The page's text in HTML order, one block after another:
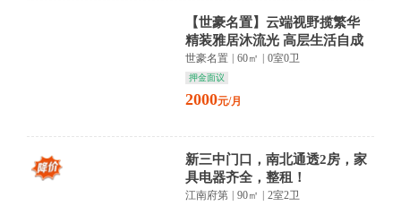
【世豪名置】云端视野揽繁华
精装雅居沐流光 高层生活自成
诗
世豪名置 60㎡ 0室0卫
押金面议
2000元/月
新三中门口，南北通透2房，家
具电器齐全，整租！
江南府第 | 90㎡ | 2室2卫